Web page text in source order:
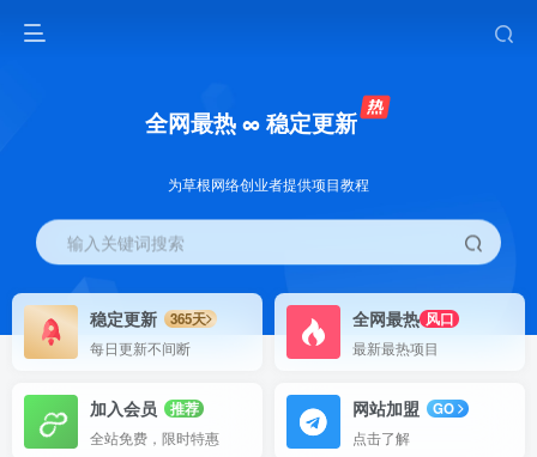
全网最热 ∞ 稳定更新
为草根网络创业者提供项目教程
输入关键词搜索
稳定更新
365天
每日更新不间断
全网最热 风口
最新最热项目
加入会员
推荐
全站免费，限时特惠
网站加盟
GO
点击了解